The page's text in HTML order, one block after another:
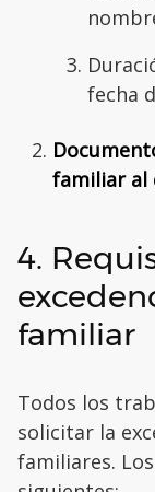
fecha
familiar al
4.
familiar
Todos los
solicitar la
familiares.